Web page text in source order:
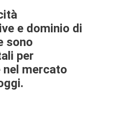
e dominio di
sono
per
mercato